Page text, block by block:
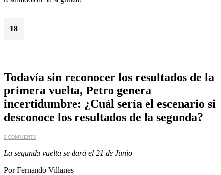
18
Todavía sin reconocer los resultados de la
primera vuelta, Petro genera
incertidumbre: ¿Cuál sería el escenario si
desconoce los resultados de la segunda?
0 COMMENTS
La segunda vuelta se dará el 21 de Junio
Por Fernando Villanes